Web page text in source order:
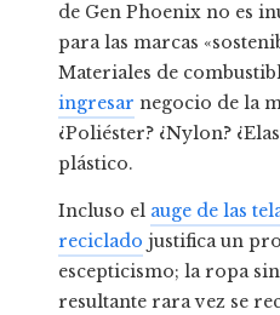
de Gen Phoenix no es
para las marcas
Materiales de
ingresar negocio de la
¿Poliéster? ¿Nylon?
plástico.
Incluso el auge de las
reciclado justifica un
escepticismo; la ropa
resultante rara vez se